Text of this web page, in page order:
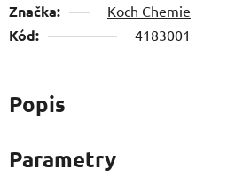
Značka: Koch Chemie
Kód: 4183001
Popis
Parametry